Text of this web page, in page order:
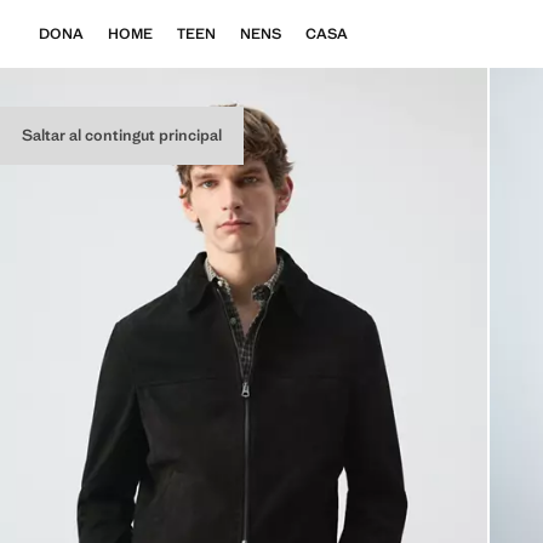
Saltar al contingut principal
DONA HOME TEEN NENS CASA